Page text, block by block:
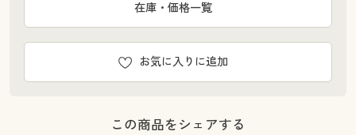
お気に入りに追加
在庫・価格一覧
この商品をシェアする